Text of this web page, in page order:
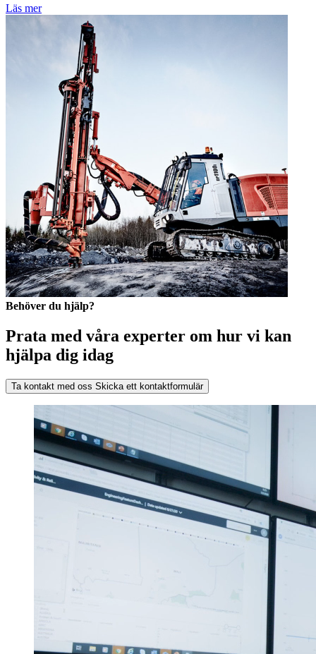
Läs mer
Behöver du hjälp?
Prata med våra experter om hur vi kan
hjälpa dig idag
Ta kontakt med oss Skicka ett kontaktformulär